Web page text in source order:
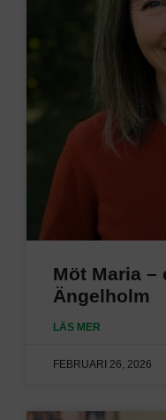
Möt Maria –
Ängelholm
LÄS MER
FEBRUARI 26, 2026